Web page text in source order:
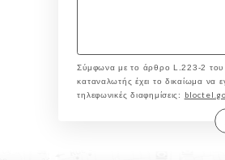
Σύμφωνα με το άρθρο L.223-2 του
καταναλωτής έχει το δικαίωμα να
τηλεφωνικές διαφημίσεις: